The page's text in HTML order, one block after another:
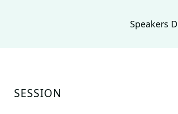
Speakers
SESSION